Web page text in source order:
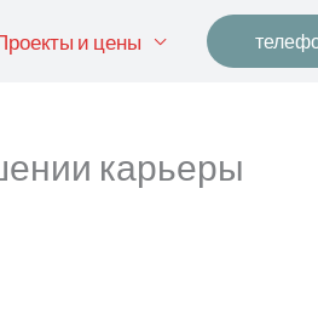
и цены
карьеры